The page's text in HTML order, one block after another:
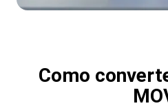
Como